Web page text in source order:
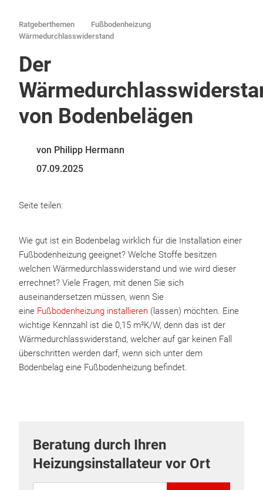
Ratgeberthemen
Fußbodenheizung
Wärmedurchlasswiderstand
Der
von Bodenbelägen
von Philipp Hermann
07.09.2025
Seite teilen:
Wie gut ist ein Bodenbelag wirklich für die Installation einer
Fußbodenheizung geeignet? Welche Stoffe besitzen
welchen Wärmedurchlasswiderstand und wie wird dieser
errechnet? Viele Fragen, mit denen Sie sich
auseinandersetzen müssen, wenn Sie
eine Fußbodenheizung installieren (lassen) möchten. Eine
wichtige Kennzahl ist die 0,15 m²K/W, denn das ist der
Wärmedurchlasswiderstand, welcher auf gar keinen Fall
überschritten werden darf, wenn sich unter dem
Bodenbelag eine Fußbodenheizung befindet.
Beratung durch Ihren
Heizungsinstallateur vor Ort